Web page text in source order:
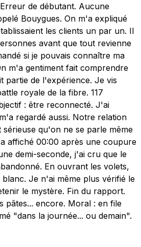
de débutant. Aucune
Bouygues. On m'a expliqué
les clients un par un. Il
avant que tout revienne
si je pouvais connaître ma
m'a gentiment fait comprendre
partie de l'expérience. Je vis
royale de la fibre. 117
: être reconnecté. J'ai
regardé aussi. Notre relation
sérieuse qu'on ne se parle même
affiché 00:00 après une coupure
demi-seconde, j'ai cru que le
En ouvrant les volets,
Je n'ai même plus vérifié le
le mystère. Fin du rapport.
pâtes... encore. Moral : en file
"dans la journée... ou demain".